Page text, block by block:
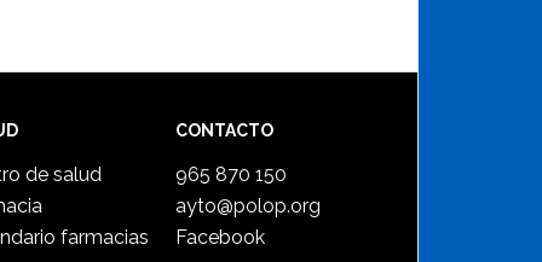
de salud
farmacias
CONTACTO
965 870 150
ayto@polop.org
Facebook